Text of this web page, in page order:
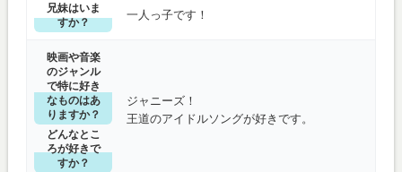
兄妹はいま
すか？
一人っ子です！
映画や音楽
のジャンル
で特に好き
なものはあ
りますか？
どんなとこ
ろが好きで
すか？
ジャニーズ！
王道のアイドルソングが好きです。